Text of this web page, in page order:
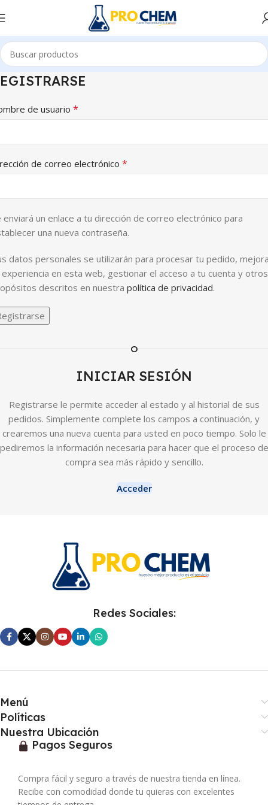
de usuario *
de correo electrónico *
enviará un enlace a tu dirección de correo electrónico para
una nueva contraseña.
datos personales se utilizarán para procesar tu pedido,
en esta web, gestionar el acceso a tu cuenta y otros
descritos en nuestra política de privacidad.
O
INICIAR SESIÓN
Registrarse le permite acceder al estado y al historial de sus
pedidos. Simplemente complete los campos a continuación, y
crearemos una nueva cuenta para usted en poco tiempo. Solo le
pediremos la información necesaria para hacer que el proceso de
compra sea más rápido y sencillo.
Acceder
Redes Sociales:
Menú
Políticas
Nuestra Ubicación
Pagos Seguros
Compra fácil y seguro a través de nuestra tienda en línea.
Recibe con comodidad donde tu quieras con excelentes